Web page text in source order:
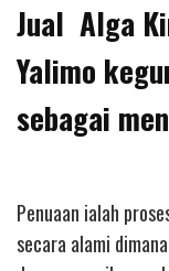
Jual Alga
Yalimo
sebagai
Penuaan ialah
secara alami